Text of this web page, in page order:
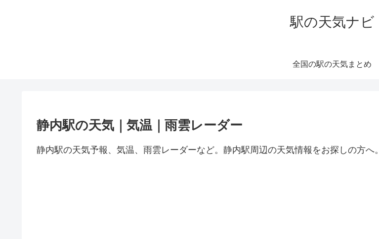
駅の天気ナビ
全国の駅の天気まとめ
静内駅の天気｜気温｜雨雲レーダー
静内駅の天気予報、気温、雨雲レーダーなど。静内駅周辺の天気情報をお探しの方へ。